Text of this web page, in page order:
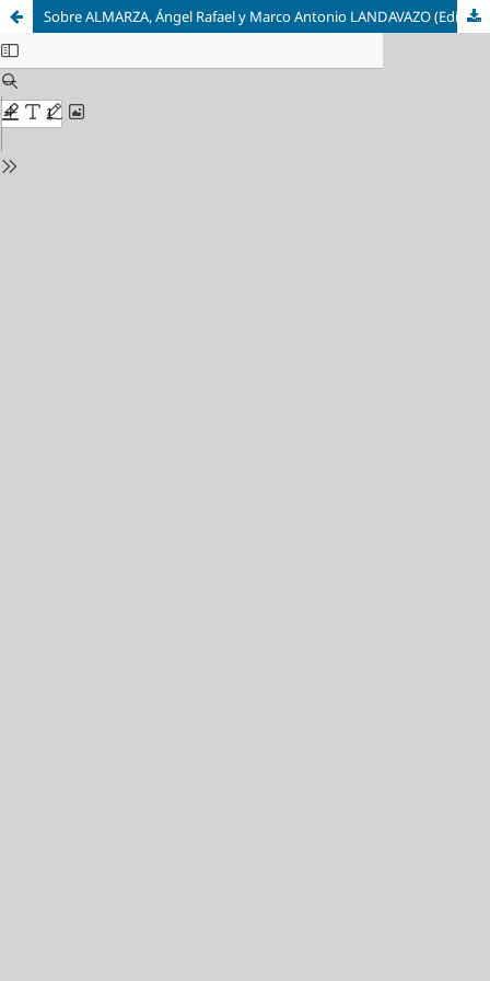
Sobre ALMARZA, Ángel Rafael y Marco Antonio LANDAVAZO (Editores), Imaginando las independencias hispanoamericanas. Memorias, relatos e historias, 1810-1840, Madrid, Sílex Ultramar, 2021.